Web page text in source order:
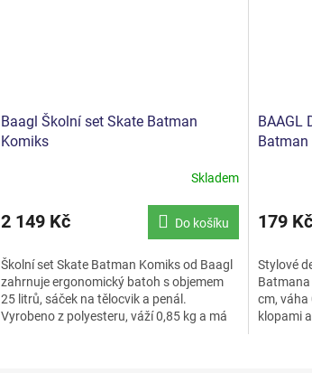
Baagl Školní set Skate Batman
Komiks
Skladem
2 149 Kč Do košíku
Školní set Skate Batman Komiks od Baagl
zahrnuje ergonomický batoh s objemem
25 litrů, sáček na tělocvik a penál.
Vyrobeno z polyesteru, váží 0,85 kg a má
BAAGL
179 Kč
Stylové
Batmana
cm, váha
klopami